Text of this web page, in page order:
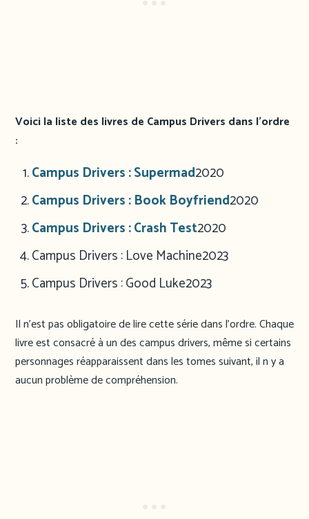
Voici la liste des livres de Campus Drivers dans l’ordre
:
Campus Drivers : Supermad2020
Campus Drivers : Book Boyfriend2020
Campus Drivers : Crash Test2020
Campus Drivers : Love Machine2023
Campus Drivers : Good Luke2023
Il n’est pas obligatoire de lire cette série dans l’ordre. Chaque
livre est consacré à un des campus drivers, même si certains
personnages réapparaissent dans les tomes suivant, il n y a
aucun problème de compréhension.